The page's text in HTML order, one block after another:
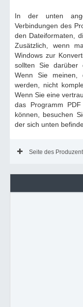
In der unten
Verbindungen des
den Dateiformaten,
Zusätzlich, wenn
Windows zur
sollten Sie darüber
Wenn Sie meinen,
werden, nicht
Wenn Sie eine
das Programm
können, besuchen
der sich unten
Seite des